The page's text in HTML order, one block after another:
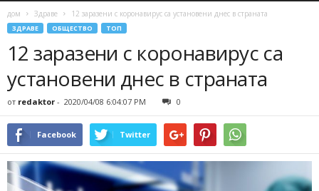
дом Здраве 12 заразени с коронавирус са установени днес в страната
ЗДРАВЕ ОБЩЕСТВО ТОП
12 заразени с коронавирус са
установени днес в страната
от redaktor - 2020/04/08 6:04:07 PM 0
Facebook Twitter